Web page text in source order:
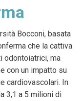
Bocconi, basata
che la cattiva
odontoiatrici, ma
con un impatto su
cardiovascolari. In
3,1 a 5 milioni di